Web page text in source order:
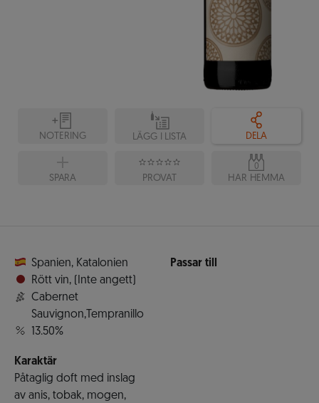
NOTERING LÄGG I LISTA DELA
SPARA PROVAT
0
HAR HEMMA
Spanien, Katalonien
Rött vin,
(Inte angett)
Cabernet
Sauvignon,Tempranillo
13.50%
Karaktär
Påtaglig doft med inslag
av anis, tobak, mogen,
Passar till